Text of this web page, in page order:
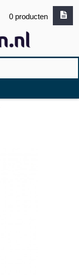
0 producten